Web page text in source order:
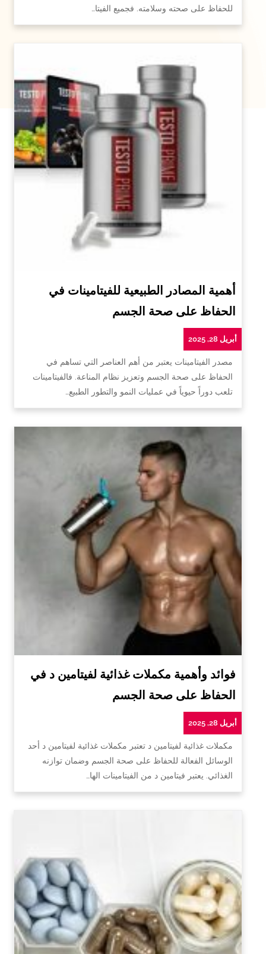
للحفاظ على صحته وسلامته. فجميع الفيتا…
أهمية المصادر الطبيعية للفيتامينات في
الحفاظ على صحة الجسم
أبريل 28, 2025
مصدر الفيتامينات يعتبر من أهم العناصر التي تساهم في
الحفاظ على صحة الجسم وتعزيز نظام المناعة. فالفيتامينات
تلعب دوراً حيوياً في عمليات النمو والتطور الطبيع…
فوائد وأهمية مكملات غذائية لفيتامين د في
الحفاظ على صحة الجسم
أبريل 28, 2025
مكملات غذائية لفيتامين د تعتبر مكملات غذائية لفيتامين د أحد
الوسائل الفعالة للحفاظ على صحة الجسم وضمان توازنه
الغذائي. يعتبر فيتامين د من الفيتامينات الها…